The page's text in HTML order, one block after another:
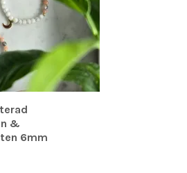
&
6mm